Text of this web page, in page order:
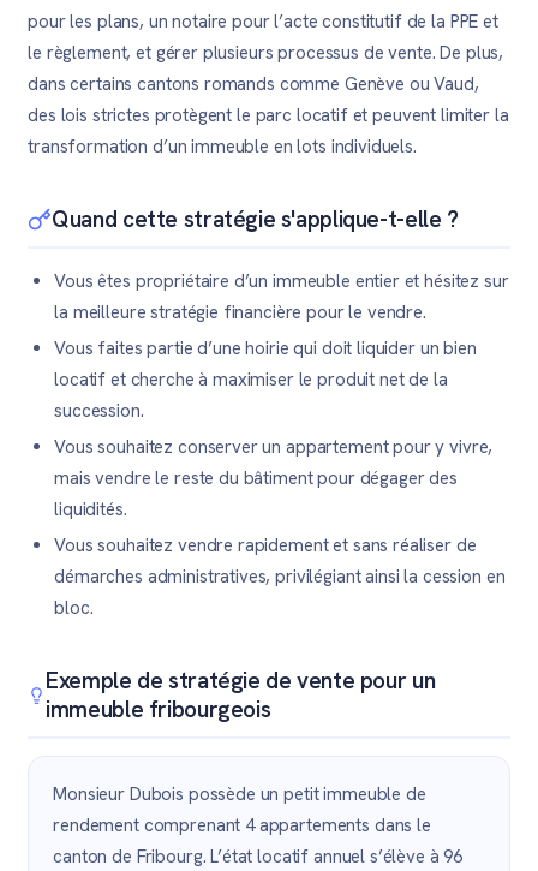
pour les plans, un notaire pour l’acte constitutif de la PPE et
le règlement, et gérer plusieurs processus de vente. De plus,
dans certains cantons romands comme Genève ou Vaud,
des lois strictes protègent le parc locatif et peuvent limiter la
transformation d’un immeuble en lots individuels.
Quand cette stratégie s'applique-t-elle ?
Vous êtes propriétaire d’un immeuble entier et hésitez sur
la meilleure stratégie financière pour le vendre.
Vous faites partie d’une hoirie qui doit liquider un bien
locatif et cherche à maximiser le produit net de la
succession.
Vous souhaitez conserver un appartement pour y vivre,
mais vendre le reste du bâtiment pour dégager des
liquidités.
Vous souhaitez vendre rapidement et sans réaliser de
démarches administratives, privilégiant ainsi la cession en
bloc.
Exemple de stratégie de vente pour un
immeuble fribourgeois
Monsieur Dubois possède un petit immeuble de
rendement comprenant 4 appartements dans le
canton de Fribourg. L’état locatif annuel s’élève à 96